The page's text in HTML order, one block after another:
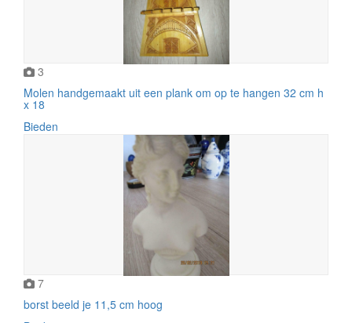
3
Molen handgemaakt uit een plank om op te hangen 32 cm h
x 18
Bieden
7
borst beeld je 11,5 cm hoog